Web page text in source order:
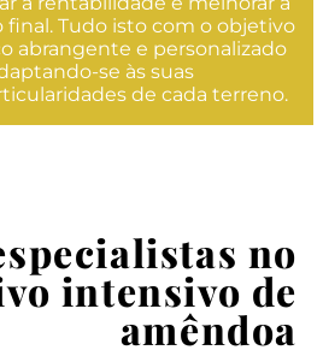
Tudo isto com o objetivo
abrangente e personalizado
se às suas
de cada terreno.
no
intensivo de
amêndoa